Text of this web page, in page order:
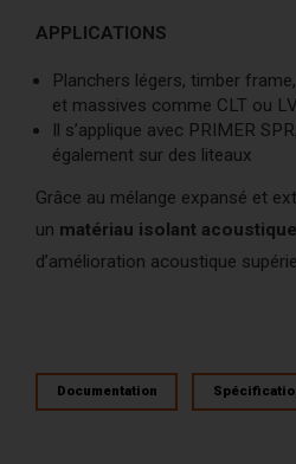
APPLICATIONS
Planchers légers, timber
et massives comme CLT ou
Il s’applique avec PRIMER
également sur des liteaux
Grâce au mélange expansé et
un matériau isolant acoustique
d’amélioration acoustique
Documentation